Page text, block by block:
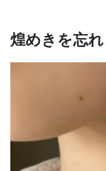
煌めきを忘